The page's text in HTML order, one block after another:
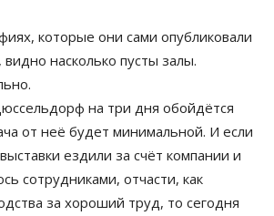
которые они сами опубликовали
видно насколько пусты залы.
на три дня обойдётся
от неё будет минимальной. И если
ездили за счёт компании и
сотрудниками, отчасти, как
за хороший труд, то сегодня